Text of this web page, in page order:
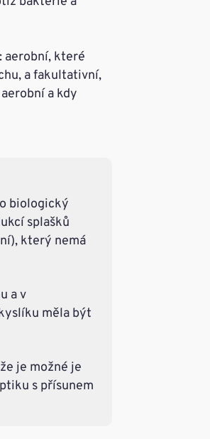
aerobní, které
a fakultativní,
a kdy
biologický
splašků
který nemá
a v
měla být
je možné je
s přísunem